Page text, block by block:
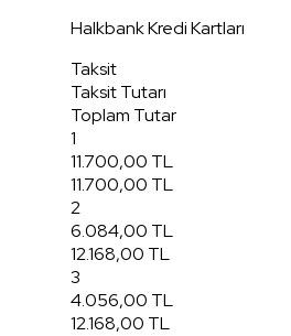
Halkbank Kredi Kartları
Taksit
Taksit Tutarı
Toplam Tutar
1
11.700,00 TL
11.700,00 TL
2
6.084,00 TL
12.168,00 TL
3
4.056,00 TL
12.168,00 TL